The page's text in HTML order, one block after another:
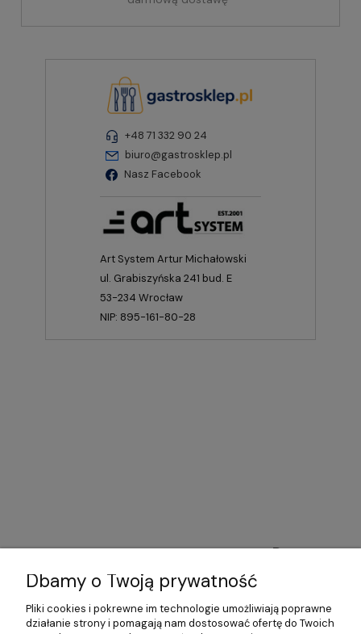
+48 71 332 90 24
biuro@gastrosklep.pl
Nasz Facebook
Art System Artur Michałowski
ul. Grabiszyńska 241 bud. E
53-234 Wrocław
NIP: 895-161-80-28
Pomoc
Moje konto
Płatności i dostawa
Dbamy o Twoją prywatność
Pliki cookies i pokrewne im technologie umożliwiają poprawne
działanie strony i pomagają nam dostosować ofertę do Twoich